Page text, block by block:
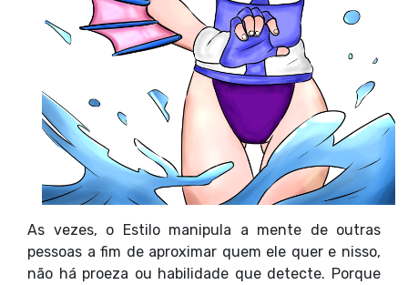
As vezes, o Estilo manipula a mente de outras
pessoas a fim de aproximar quem ele quer e nisso,
não há proeza ou habilidade que detecte. Porque